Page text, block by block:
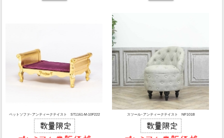
ペットソファ･アンティークテイスト ST1161-M-10F222 スツール･アンティークテイスト NP101B